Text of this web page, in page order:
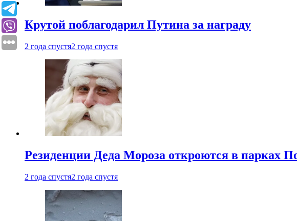
Крутой поблагодарил Путина за награду
2 года спустя2 года спустя
Резиденции Деда Мороза откроются в парках
2 года спустя2 года спустя